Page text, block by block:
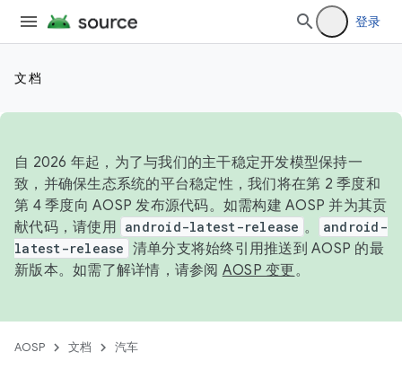
登录
文档
自 2026 年起，为了与我们的主干稳定开发模型保持一
致，并确保生态系统的平台稳定性，我们将在第 2 季度和
第 4 季度向 AOSP 发布源代码。如需构建 AOSP 并为其贡
献代码，请使用 android-latest-release 。
android-
latest-release 清单分支将始终引用推送到 AOSP 的最
新版本。如需了解详情，请参阅 AOSP 变更。
AOSP 文档 汽车